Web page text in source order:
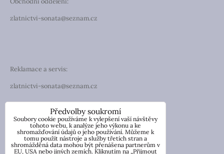
zlatnictvi-sonata@seznam.cz
Reklamace a servis:
zlatnictvi-sonata@seznam.cz
TELEFON
Telefon: +420 774 194 130
IČO: 13854976
DIČ: CZ7057181846
Předvolby soukromí
Soubory cookie používáme k vylepšení vaší návštěvy
tohoto webu, k analýze jeho výkonu a ke
shromažďování údajů o jeho používání. Můžeme k
tomu použít nástroje a služby třetích stran a
shromážděná data mohou být přenášena partnerům v
EU, USA nebo jiných zemích. Kliknutím na „Přijmout